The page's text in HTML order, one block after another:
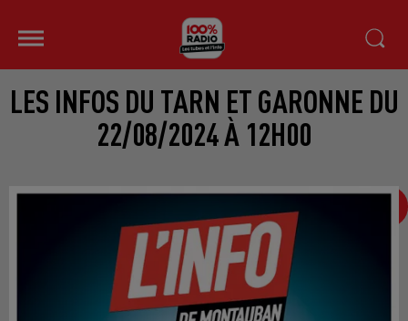
LES INFOS DU TARN ET GARONNE DU
22/08/2024 À 12H00